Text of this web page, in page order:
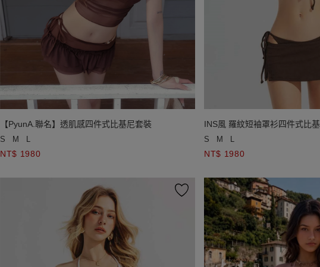
【PyunA.聯名】透肌感四件式比基尼套裝
S M
NT$ 1980
INS風 羅紋短袖罩衫四件式比
S M
NT$ 1980